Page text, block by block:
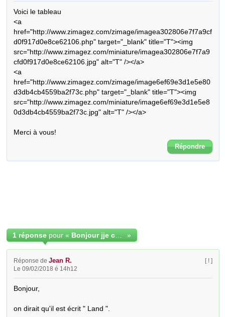
Voici le tableau
<a
href="http://www.zimagez.com/zimage/imagea302806e7f7a9cf
d0f917d0e8ce62106.php" target="_blank" title="T"><img
src="http://www.zimagez.com/miniature/imagea302806e7f7a9
cfd0f917d0e8ce62106.jpg" alt="T" /></a>
<a
href="http://www.zimagez.com/zimage/image6ef69e3d1e5e80
d3db4cb4559ba2f73c.php" target="_blank" title="T"><img
src="http://www.zimagez.com/miniature/image6ef69e3d1e5e8
0d3db4cb4559ba2f73c.jpg" alt="T" /></a>
Merci à vous!
Répondre
1 réponse pour « »
Réponse deJean R.
Le 09/02/2018 é 14h12
[ ! ]
Bonjour,
on dirait qu'il est écrit " Land ".